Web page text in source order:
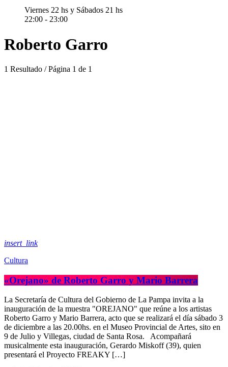
Viernes 22 hs y Sábados 21 hs
22:00 - 23:00
Roberto Garro
1 Resultado / Página 1 de 1
insert_link
Cultura
«Orejano» de Roberto Garro y Mario Barrera
La Secretaría de Cultura del Gobierno de La Pampa invita a la
inauguración de la muestra "OREJANO" que reúne a los artistas
Roberto Garro y Mario Barrera, acto que se realizará el día sábado 3
de diciembre a las 20.00hs. en el Museo Provincial de Artes, sito en
9 de Julio y Villegas, ciudad de Santa Rosa. Acompañará
musicalmente esta inauguración, Gerardo Miskoff (39), quien
presentará el Proyecto FREAKY […]